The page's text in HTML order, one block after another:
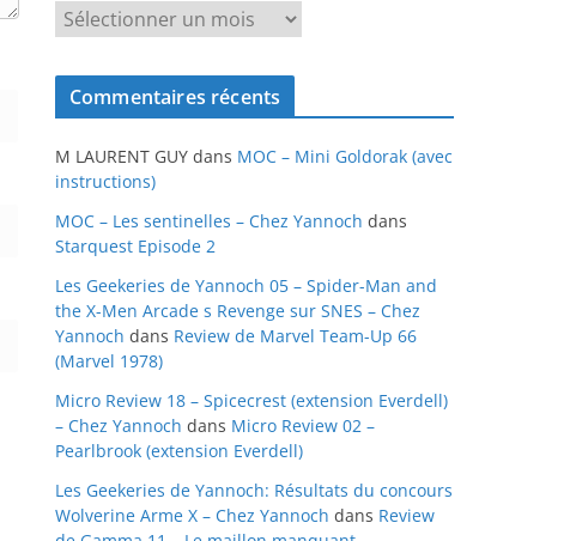
r
c
v
e
s
Commentaires récents
M LAURENT GUY dans MOC – Mini Goldorak (avec
instructions)
MOC – Les sentinelles – Chez Yannoch dans
Starquest Episode 2
Les Geekeries de Yannoch 05 – Spider-Man and
the X-Men Arcade s Revenge sur SNES – Chez
Yannoch dans Review de Marvel Team-Up 66
(Marvel 1978)
Micro Review 18 – Spicecrest (extension Everdell)
– Chez Yannoch dans Micro Review 02 –
Pearlbrook (extension Everdell)
Les Geekeries de Yannoch: Résultats du concours
Wolverine Arme X – Chez Yannoch dans Review